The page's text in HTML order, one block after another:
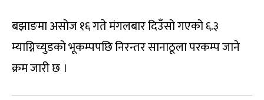
बझाङमा असोज १६ गते मंगलबार दिउँसो गएको ६.३
म्याग्निच्युडको भूकम्पपछि निरन्तर सानाठूला परकम्प जाने
क्रम जारी छ ।